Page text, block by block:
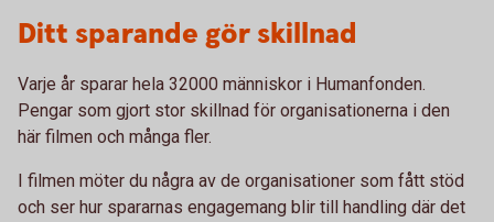
Ditt sparande gör skillnad
Varje år sparar hela 32000 människor i Humanfonden.
Pengar som gjort stor skillnad för organisationerna i den
här filmen och många fler.
I filmen möter du några av de organisationer som fått stöd
och ser hur spararnas engagemang blir till handling där det